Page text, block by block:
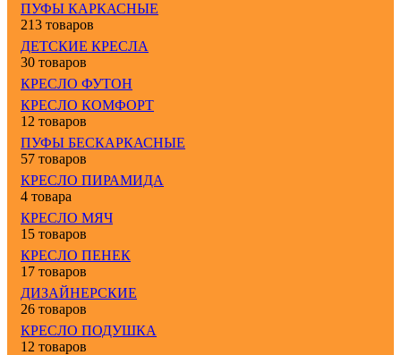
ПУФЫ КАРКАСНЫЕ
213 товаров
ДЕТСКИЕ КРЕСЛА
30 товаров
КРЕСЛО ФУТОН
КРЕСЛО КОМФОРТ
12 товаров
ПУФЫ БЕСКАРКАСНЫЕ
57 товаров
КРЕСЛО ПИРАМИДА
4 товара
КРЕСЛО МЯЧ
15 товаров
КРЕСЛО ПЕНЕК
17 товаров
ДИЗАЙНЕРСКИЕ
26 товаров
КРЕСЛО ПОДУШКА
12 товаров